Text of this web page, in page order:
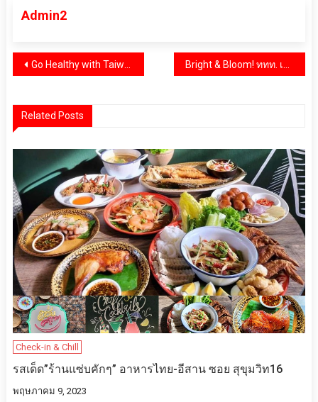
Admin2
แนะแนว
Go Healthy with Taiwan 2026 เปิดตัว Top 20 Mentorship Program เสริมแกร่งไอเดียสุขภาพแห่งอนาคตโดยเหล่าผู้มีประสบการณ์
Related Posts
Check-in & Chill
รสเด็ด​”ร้านแซ่บคักๆ” อาหารไทย-อีสาน ซอย​ สุขุมวิท16
พฤษภาคม 9, 2023